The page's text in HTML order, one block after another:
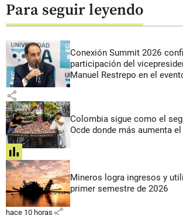
Para seguir leyendo
Conexión Summit 2026
participación del
Manuel Restrepo en el
share
Colombia sigue como el
Ocde donde más aumenta
share
Mineros logra ingresos y
primer semestre de 2026
hace 10 horas